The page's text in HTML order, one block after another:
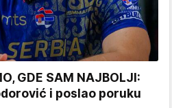
GDE SAM NAJBOLJI:
i poslao poruku